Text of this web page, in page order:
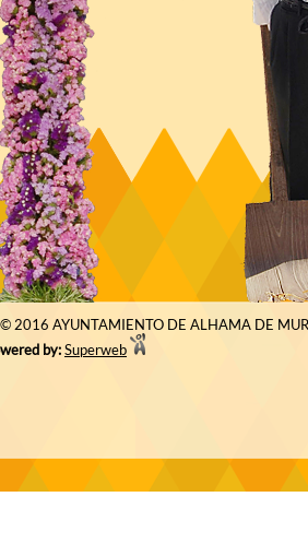
© 2016 AYUNTAMIENTO DE ALHAMA DE
by:Superweb